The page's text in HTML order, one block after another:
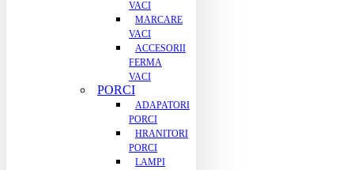
VACI
MARCARE
VACI
ACCESORII
FERMA
VACI
PORCI
ADAPATORI
PORCI
HRANITORI
PORCI
LAMPI